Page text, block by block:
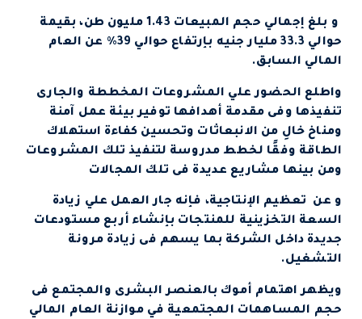
و بلغ إجمالي حجم المبيعات 1.43 مليون طن، بقيمة
حوالي 33.3 مليار جنيه بإرتفاع حوالي 39% عن العام
المالي السابق.
واطلع الحضور علي المشروعات المخططة والجارى
تنفيذها وفى مقدمة أهدافها توفير بيئة عمل آمنة
ومناخ خالِ من الانبعاثات وتحسين كفاءة استهلاك
الطاقة وفقًا لخطط مدروسة لتنفيذ تلك المشروعات
ومن بينها مشاريع عديدة فى تلك المجالات
و عن تعظيم الإنتاجية، فإنه جار العمل علي زيادة
السعة التخزينية للمنتجات بإنشاء أربع مستودعات
جديدة داخل الشركة بما يسهم فى زيادة مرونة
التشغيل.
ويظهر اهتمام أموك بالعنصر البشرى والمجتمع فى
حجم المساهمات المجتمعية في موازنة العام المالي